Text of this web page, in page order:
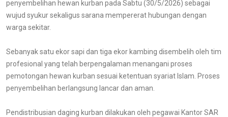
penyembelihan hewan kurban pada Sabtu (30/5/2026) sebagai
wujud syukur sekaligus sarana mempererat hubungan dengan
warga sekitar.
Sebanyak satu ekor sapi dan tiga ekor kambing disembelih oleh tim
profesional yang telah berpengalaman menangani proses
pemotongan hewan kurban sesuai ketentuan syariat Islam. Proses
penyembelihan berlangsung lancar dan aman.
Pendistribusian daging kurban dilakukan oleh pegawai Kantor SAR